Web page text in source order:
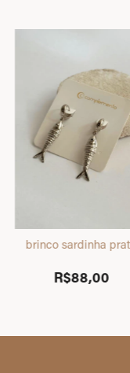
brinco sardinha
R$88,00